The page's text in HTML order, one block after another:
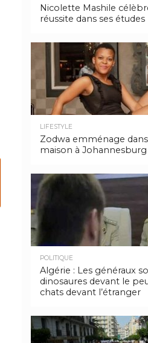
Nicolette Mashile
réussite dans ses études
LIFESTYLE
Zodwa emménage
maison à Johannesburg
POLITIQUE
Algérie : Les généraux
dinosaures devant le
chats devant l’étranger